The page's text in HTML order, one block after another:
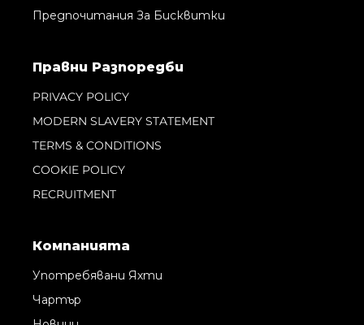
Предпочитания За Бисквитки
Правни Pазпоредби
PRIVACY POLICY
MODERN SLAVERY STATEMENT
TERMS & CONDITIONS
COOKIE POLICY
RECRUITMENT
Компанията
Употребявани Яхти
Чартър